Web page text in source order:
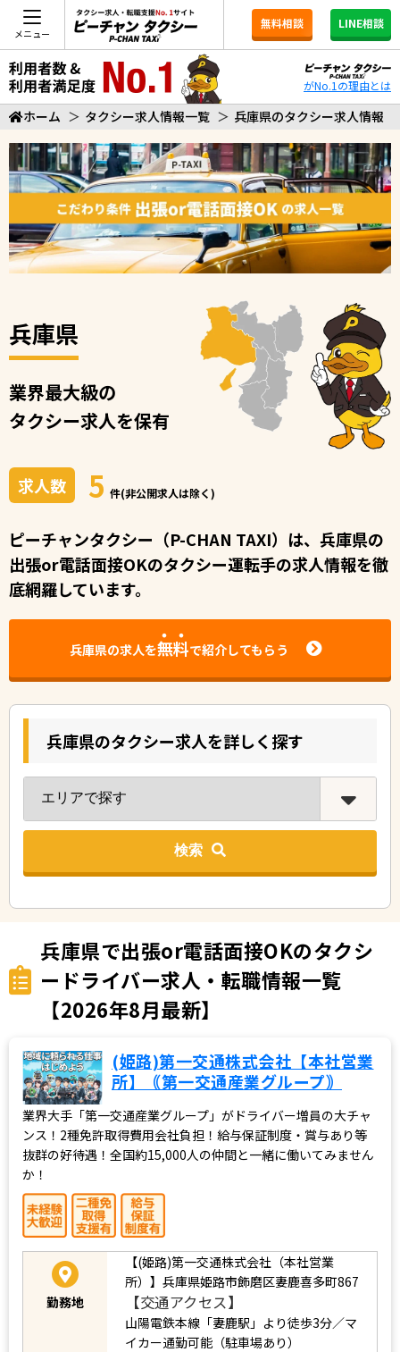
メニュー
無料相談 LINE相談
がNo.1の理由とは
ホーム ＞ タクシー求人情報一覧 ＞ 兵庫県のタクシー求人情報
兵庫県
業界最大級の
タクシー求人を保有
求人数 5 件(非公開求人は除く)
ピーチャンタクシー（P-CHAN TAXI）は、兵庫県の
出張or電話面接OKのタクシー運転手の求人情報を徹
底網羅しています。
兵庫県の求人を無料で紹介してもらう
兵庫県のタクシー求人を詳しく探す
検索
兵庫県で出張or電話面接OKのタクシ
ードライバー求人・転職情報一覧
【2026年8月最新】
(姫路)第一交通株式会社【本社営業
所】｟第一交通産業グループ｠
業界大手「第一交通産業グループ」がドライバー増員の大チャ
ンス！2種免許取得費用会社負担！給与保証制度・賞与あり等
抜群の好待遇！全国約15,000人の仲間と一緒に働いてみません
か！
勤務地
【(姫路)第一交通株式会社（本社営業
所）】兵庫県姫路市飾磨区妻鹿喜多町867
【交通アクセス】
山陽電鉄本線「妻鹿駅」より徒歩3分／マ
イカー通勤可能（駐車場あり）